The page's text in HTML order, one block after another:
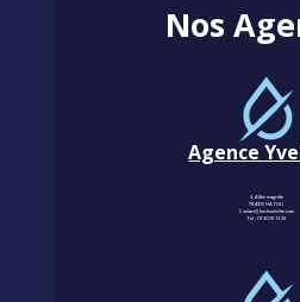
Nos
Agence
3, Allée magritte
78400 CHATOU
Contact@km-humidite.com
Tel :01 30 76 13 26